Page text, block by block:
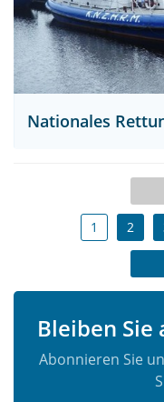
Nationales
1 2
Bleiben Sie
Abonnieren Sie